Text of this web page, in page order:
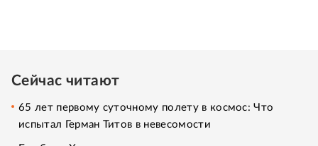
Сейчас читают
65 лет первому суточному полету в космос: Что
испытал Герман Титов в невесомости